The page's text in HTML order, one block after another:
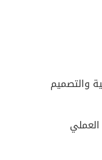
والتصميم
العملي